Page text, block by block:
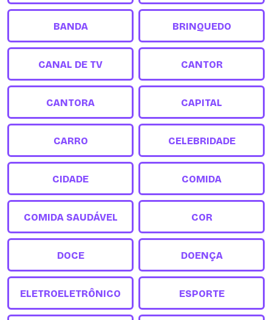
BANDA BRINQUEDO
CANAL DE TV CANTOR
CANTORA CAPITAL
CARRO CELEBRIDADE
CIDADE COMIDA
COMIDA SAUDÁVEL COR
DOCE DOENÇA
ELETROELETRÔNICO ESPORTE